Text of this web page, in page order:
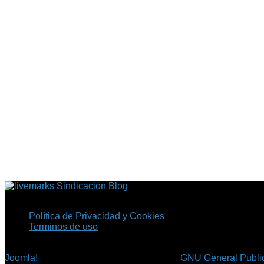
Sindicación Blog
Política de Privacidad y Cookies
Terminos de uso
Joomla!
GNU General